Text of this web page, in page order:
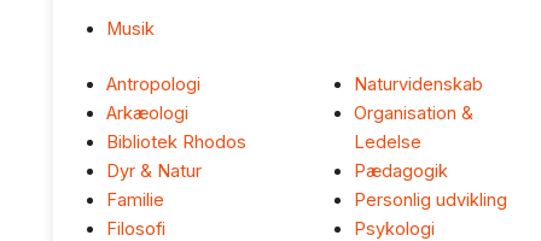
Musik
Antropologi
Arkæologi
Bibliotek Rhodos
Dyr & Natur
Familie
Filosofi
Naturvidenskab
Organisation &
Ledelse
Pædagogik
Personlig udvikling
Psykologi